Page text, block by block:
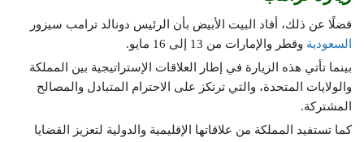
فضلًا عن ذلك، أفاد البيت الأبيض بأن الرئيس دونالد ترامب سيزور
السعودية وقطر والإمارات من 13 إلى 16 مايو.
بينما تأتي هذه الزيارة في إطار العلاقات الإستراتيجية بين المملكة
والولايات المتحدة، والتي ترتكز على الاحترام المتبادل والمصالح
المشتركة.
كما تستفيد المملكة من علاقاتها الإقليمية والدولية لتعزيز القضايا